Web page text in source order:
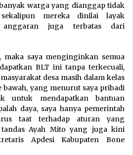
warga yang dianggap tidak
mereka dinilai layak
anggaran juga terbatas dari
maka saya menginginkan semua
BLT ini tanpa terkecuali,
desa masih dalam kelas
yang menurut saya pribadi
untuk mendapatkan bantuan
daya, saya hanya pemerintah
taat terhadap aturan yang
tandas Ayah Mito yang juga kini
Apdesi Kabupaten Bone